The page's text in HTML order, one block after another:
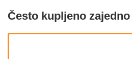
Često kupljeno zajedno